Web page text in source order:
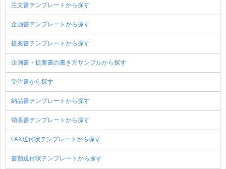
注文書テンプレートから探す
企画書テンプレートから探す
提案書テンプレートから探す
企画書・提案書の書き方サンプルから探す
受注書から探す
納品書テンプレートから探す
領収書テンプレートから探す
FAX送付状テンプレートから探す
書類送付状テンプレートから探す